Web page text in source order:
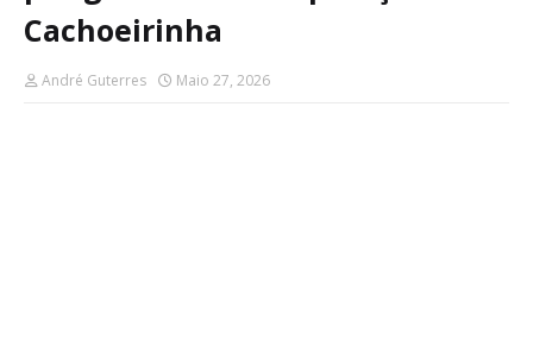
Cachoeirinha
André Guterres Maio 27, 2026